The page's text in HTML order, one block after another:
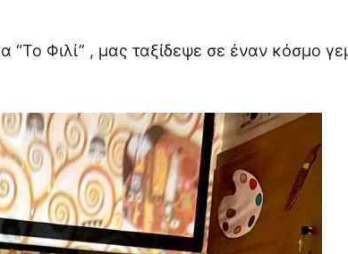
“Το Φιλί” , μας ταξίδεψε σε έναν κόσμο